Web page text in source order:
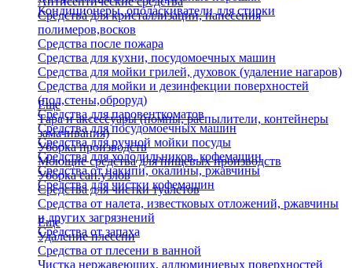
Кондиционеры, ополаскиватели для стирки
Средства для кристаллизации, нанесения
полимеров,восков
Средства после пожара
Средства для кухни, посудомоечных машин
Средства для мойки грилей, духовок (удаление нагаров)
Средства для мойки и дезинфекции поверхностей
(пол,стены,оброруд)
Средства для паровенткоматов
Средства для посудомоечных машин
Средства для ручной мойки посуды
Средства для холодильников, кофемашин
Средства от накипи, окалины, ржавчины
Средства для чистки кофемашин
Еще
Тара и аксессуары (помпы, распылители, контейнеры
замачивания)
Уборка производств
Моющие средства для пищевых производств
Уборка сан.узлов
Средства для чистки туалетов
Средства от налета, известковых отложений, ржавчины
и других загрязнений
Средства от запаха
Еще
Удаление плесени
Средства от плесени в ванной
Чистка нержавеющих, аллюминиевых поверхностей